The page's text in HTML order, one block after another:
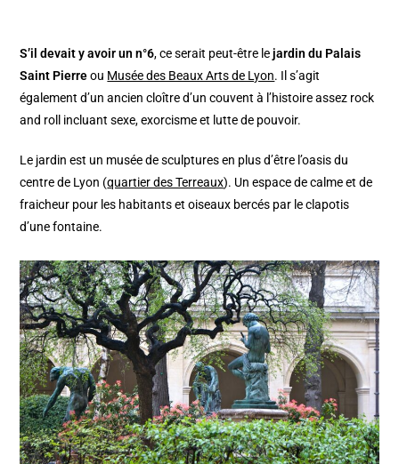
S’il devait y avoir un n°6, ce serait peut-être lejardin du Palais
Saint Pierreou Musée des Beaux Arts de Lyon. Il s’agit
également d’un ancien cloître d’un couvent à l’histoire assez rock
and roll incluant sexe, exorcisme et lutte de pouvoir.
Le jardin est un musée de sculptures en plus d’être l’oasis du
centre de Lyon (quartier des Terreaux). Un espace de calme et de
fraicheur pour les habitants et oiseaux bercés par le clapotis
d’une fontaine.